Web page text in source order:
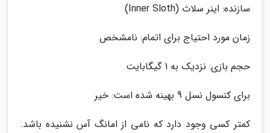
سازنده: اینر سلاث (Inner Sloth)
زمان مورد احتیاج برای اتمام: نامشخص
حجم بازی: نزدیک به 1 گیگابایت
برای کنسول نسل 9 بهینه شده است: خیر
کمتر کسی وجود دارد که نامی از امانگ آس نشنیده باشد.